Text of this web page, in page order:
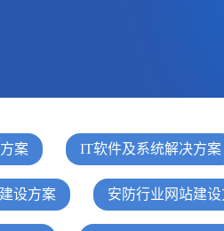
案 IT软件及系统解决方案
设方案 安防行业网站建